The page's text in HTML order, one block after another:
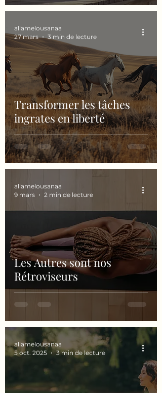
Transformer les tâches
ingrates en liberté
allamelousanaa
27 mars
3 min de lecture
Les Autres sont nos
Rétroviseurs
allamelousanaa
9 mars
2 min de lecture
allamelousanaa
5 oct. 2025
3 min de lecture